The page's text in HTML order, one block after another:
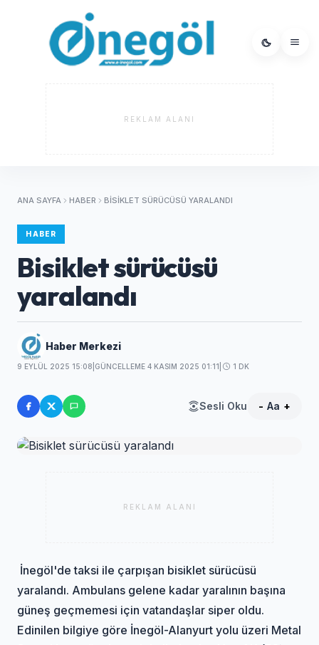
REKLAM ALANI
ANA SAYFA HABER BISIKLET SÜRÜCÜSÜ YARALANDI
HABER
Bisiklet sürücüsü
yaralandı
Haber Merkezi
9 EYLÜL 2025 15:08 GÜNCELLEME 4 KASIM 2025 01:11 1 DK
Sesli Oku - Aa +
REKLAM ALANI
İnegöl'de taksi ile çarpışan bisiklet sürücüsü
yaralandı. Ambulans gelene kadar yaralının başına
güneş geçmemesi için vatandaşlar siper oldu.
Edinilen bilgiye göre İnegöl-Alanyurt yolu üzeri Metal